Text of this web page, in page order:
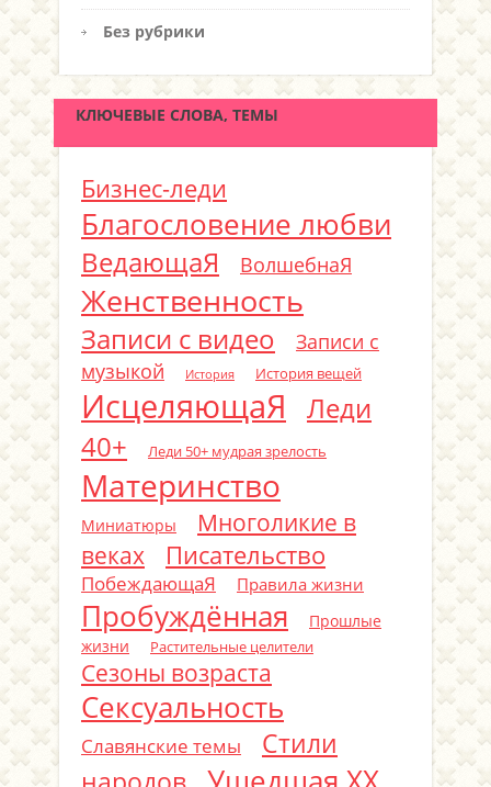
Без рубрики
КЛЮЧЕВЫЕ СЛОВА, ТЕМЫ
Бизнес-леди
Благословение любви
ВедающаЯ ВолшебнаЯ
Женственность
Записи с видео
Записи с
музыкой
История История вещей
ИсцеляющаЯ
Леди
40+
Леди 50+ мудрая зрелость
Материнство
Миниатюры
Многоликие в
веках
Писательство
ПобеждающаЯ Правила жизни
Пробуждённая
Прошлые
жизни
Растительные целители
Сезоны возраста
Сексуальность
Славянские темы
Стили